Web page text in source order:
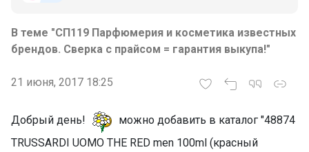
В теме "СП119 Парфюмерия и косметика известных
брендов. Сверка с прайсом = гарантия выкупа!"
21 июня, 2017 18:25
Добрый день!
можно добавить в каталог "48874
TRUSSARDI UOMO THE RED men 100ml (красный